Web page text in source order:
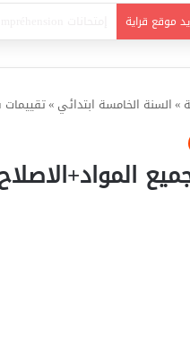
موقع قراية
»السنة الخامسة ابتدائي »